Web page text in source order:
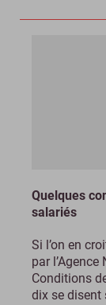
Quelques
salariés
Si l’on en
par
Conditions
dix se disent